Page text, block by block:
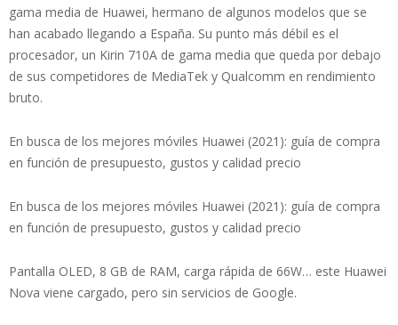
gama media de Huawei, hermano de algunos modelos que se
han acabado llegando a España. Su punto más débil es el
procesador, un Kirin 710A de gama media que queda por debajo
de sus competidores de MediaTek y Qualcomm en rendimiento
bruto.
En busca de los mejores móviles Huawei (2021): guía de compra
en función de presupuesto, gustos y calidad precio
En busca de los mejores móviles Huawei (2021): guía de compra
en función de presupuesto, gustos y calidad precio
Pantalla OLED, 8 GB de RAM, carga rápida de 66W… este Huawei
Nova viene cargado, pero sin servicios de Google.